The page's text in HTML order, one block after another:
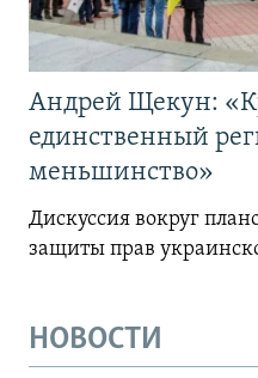
Андрей Щекун:
единственный
меньшинство»
Дискуссия вокруг
защиты прав
НОВОСТИ